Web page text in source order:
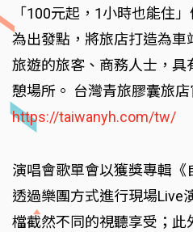
「100元起，1小時也能住
為出發點，將旅店打造為車
旅遊的旅客、商務人士，具
憩場所。 台灣青旅膠囊旅店
https://taiwanyh.com/tw/
演唱會歌單會以獲獎專輯
透過樂團方式進行現場Live
檔截然不同的視聽享受；